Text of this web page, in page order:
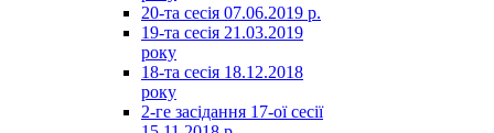
20-та сесія 07.06.2019 р.
19-та сесія 21.03.2019
року
18-та сесія 18.12.2018
року
2-ге засідання 17-ої сесії